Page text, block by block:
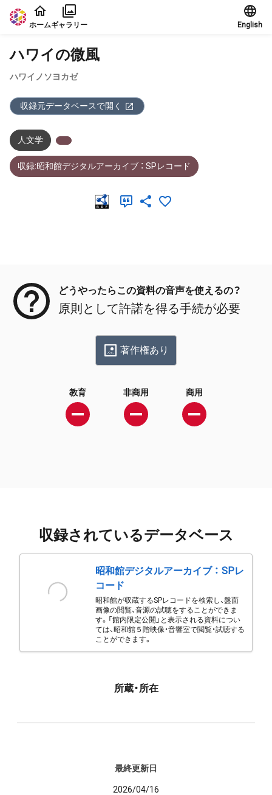
本文に飛ぶ
ホームギャラリー English
ハワイの微風
ハワイノソヨカゼ
収録元データベースで開く
人文学
収録:昭和館デジタルアーカイブ ： SPレコード
どうやったらこの資料の音声を使えるの？
原則として許諾を得る手続が必要
著作権あり
教育 非商用 商用
収録されているデータベース
昭和館デジタルアーカイブ ： SPレ
コード
昭和館が収蔵するSPレコードを検索し、盤面
画像の閲覧、音源の試聴をすることができま
す。「館内限定公開」と表示される資料につい
ては、昭和館５階映像・音響室で閲覧・試聴する
ことができます。
所蔵・所在
最終更新日
2026/04/16